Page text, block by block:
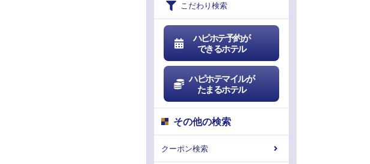
こだわり検索
ハピホテ予約が
できるホテル
ハピホテマイルが
たまるホテル
その他の検索
クーポン検索